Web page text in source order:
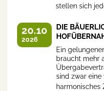
stellen sich
20.10
2026
DIE
Ein
braucht mehr
sind zwar
harmonisches